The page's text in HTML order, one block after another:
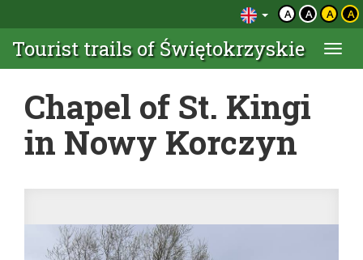
A A A A
Tourist trails of Świętokrzyskie
Chapel of St. Kingi
in Nowy Korczyn